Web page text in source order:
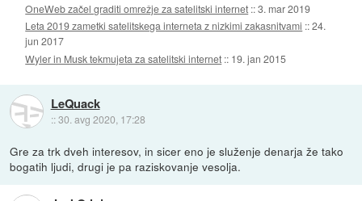
OneWeb začel graditi omrežje za satelitski internet ::3. mar 2019
Leta 2019 zametki satelitskega interneta z nizkimi zakasnitvami ::24.
jun 2017
Wyler in Musk tekmujeta za satelitski internet :: 19. jan 2015
LeQuack
::30. avg 2020, 17:28
Gre za trk dveh interesov, in sicer eno je služenje denarja že tako
bogatih ljudi, drugi je pa raziskovanje vesolja.